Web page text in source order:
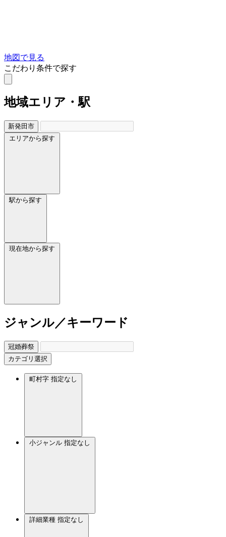
地図で見る
こだわり条件で探す
地域エリア・駅
新発田市
エリアから探す
駅から探す
現在地から探す
ジャンル／キーワード
冠婚葬祭
カテゴリ選択
町村字 指定なし
小ジャンル 指定なし
詳細業種 指定なし